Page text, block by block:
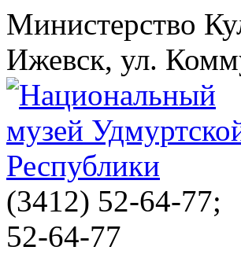
Министерство
Ижевск, ул.
(3412) 52-64-77;
52-64-77